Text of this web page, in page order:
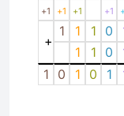
+1 +1 +1 +1
+
1 1 1 0
1
1 0
1
0 1 0 1